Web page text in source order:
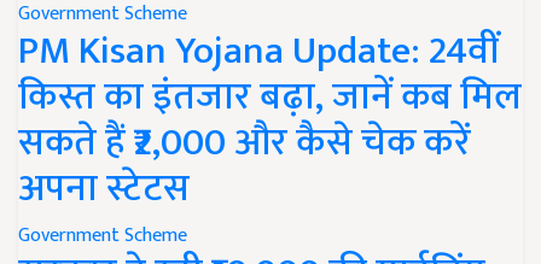
Government Scheme
PM Kisan Yojana Update: 24वीं
किस्त का इंतजार बढ़ा, जानें कब मिल
सकते हैं ₹2,000 और कैसे चेक करें
अपना स्टेटस
Government Scheme